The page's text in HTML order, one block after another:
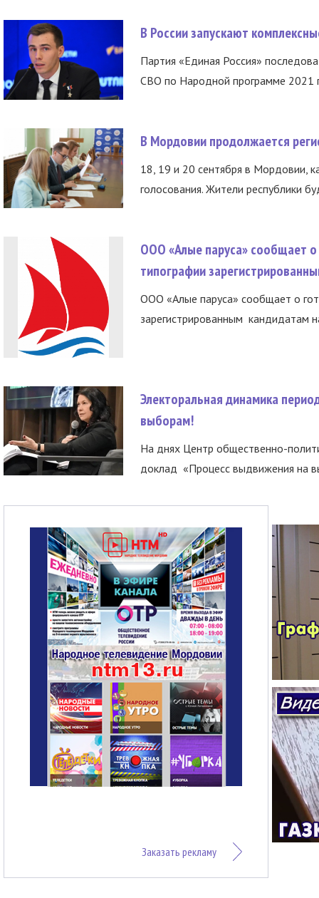
В России запускают
Партия «Единая Россия»
СВО по Народной программе 2021
В Мордовии продолжается
18, 19 и 20 сентября в Мордовии,
голосования. Жители республики
ООО «Алые паруса» сообщает о
типографии
ООО «Алые паруса» сообщает о
зарегистрированным кандидатам
Электоральная динамика
выборам!
На днях Центр общественно-
доклад «Процесс выдвижения на
Заказать рекламу